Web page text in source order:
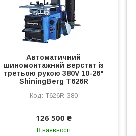
Автоматичний
шиномонтажний верстат із
третьою рукою 380V 10-26"
ShiningBerg T626R
Т626R-380
126 500 ₴
В наявності